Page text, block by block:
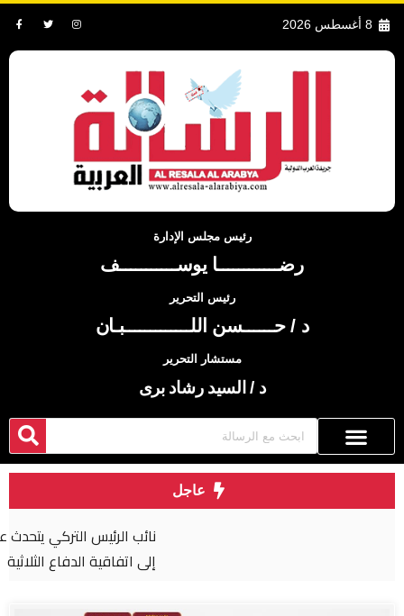
8 أغسطس 2026
رئيس مجلس الإدارة
رضــــــــــــا يوســـــــــــف
رئيس التحرير
د / حــــــسن اللـــــــــــــبـان
مستشار التحرير
د / السيد رشاد برى
عاجل
نائب الرئيس التركي يتحدث عن احتمالية انضمام مصر